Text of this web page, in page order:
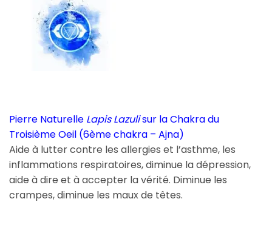
Pierre Naturelle Lapis Lazulisur la Chakra du
Troisième Oeil (6ème chakra – Ajna)
Aide à lutter contre les allergies et l’asthme, les
inflammations respiratoires, diminue la dépression,
aide à dire et à accepter la vérité. Diminue les
crampes, diminue les maux de têtes.